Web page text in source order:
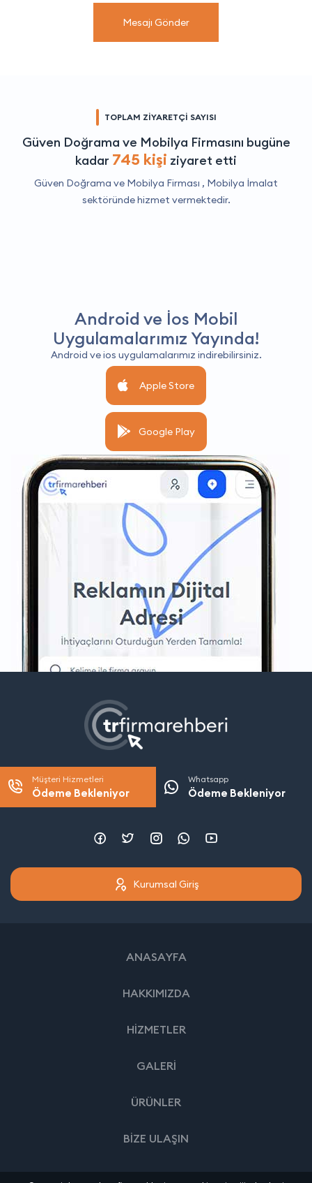
Mesajı Gönder
TOPLAM ZİYARETÇİ SAYISI
Güven Doğrama ve Mobilya Firmasını bugüne
kadar 745 kişi ziyaret etti
Güven Doğrama ve Mobilya Firması , Mobilya İmalat
sektöründe hizmet vermektedir.
Android ve İos Mobil
Uygulamalarımız Yayında!
Android ve ios uygulamalarımız indirebilirsiniz.
Apple Store
Google Play
Müşteri Hizmetleri
Ödeme Bekleniyor
Whatsapp
Ödeme Bekleniyor
Kurumsal Giriş
ANASAYFA
HAKKIMIZDA
HİZMETLER
GALERİ
ÜRÜNLER
BİZE ULAŞIN